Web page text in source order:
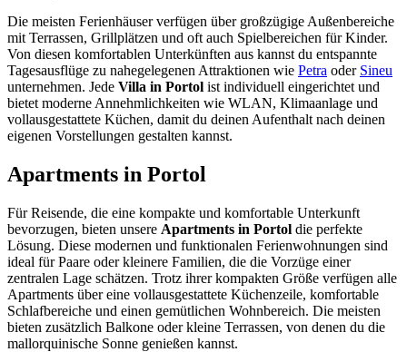
Die meisten Ferienhäuser verfügen über großzügige Außenbereiche
mit Terrassen, Grillplätzen und oft auch Spielbereichen für Kinder.
Von diesen komfortablen Unterkünften aus kannst du entspannte
Tagesausflüge zu nahegelegenen Attraktionen wie Petra oder Sineu
unternehmen. Jede Villa in Portol ist individuell eingerichtet und
bietet moderne Annehmlichkeiten wie WLAN, Klimaanlage und
vollausgestattete Küchen, damit du deinen Aufenthalt nach deinen
eigenen Vorstellungen gestalten kannst.
Apartments in Portol
Für Reisende, die eine kompakte und komfortable Unterkunft
bevorzugen, bieten unsere Apartments in Portol die perfekte
Lösung. Diese modernen und funktionalen Ferienwohnungen sind
ideal für Paare oder kleinere Familien, die die Vorzüge einer
zentralen Lage schätzen. Trotz ihrer kompakten Größe verfügen alle
Apartments über eine vollausgestattete Küchenzeile, komfortable
Schlafbereiche und einen gemütlichen Wohnbereich. Die meisten
bieten zusätzlich Balkone oder kleine Terrassen, von denen du die
mallorquinische Sonne genießen kannst.